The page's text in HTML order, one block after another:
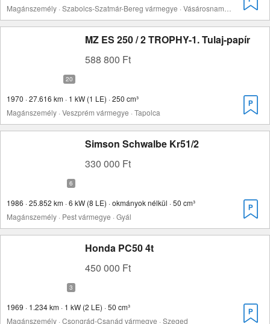
MZ ES 250 / 2 TROPHY-1. Tulaj-papír
588 800 Ft
1970 · 27.616 km · 1 kW (1 LE) · 250 cm³
Magánszemély · Veszprém vármegye · Tapolca
Simson Schwalbe Kr51/2
330 000 Ft
1986 · 25.852 km · 6 kW (8 LE) · okmányok nélkül · 50 cm³
Magánszemély · Pest vármegye · Gyál
Honda PC50 4t
450 000 Ft
1969 · 1.234 km · 1 kW (2 LE) · 50 cm³
Magánszemély · Csongrád-Csanád vármegye · Szeged